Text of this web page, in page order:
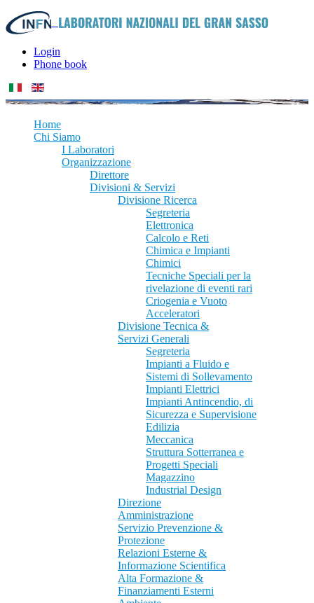
Login
Phone book
Home
Chi Siamo
I Laboratori
Organizzazione
Direttore
Divisioni & Servizi
Divisione Ricerca
Segreteria
Elettronica
Calcolo e Reti
Chimica e Impianti
Chimici
Tecniche Speciali per la
rivelazione di eventi rari
Criogenia e Vuoto
Acceleratori
Divisione Tecnica &
Servizi Generali
Segreteria
Impianti a Fluido e
Sistemi di Sollevamento
Impianti Elettrici
Impianti Antincendio, di
Sicurezza e Supervisione
Edilizia
Meccanica
Struttura Sotterranea e
Progetti Speciali
Magazzino
Industrial Design
Direzione
Amministrazione
Servizio Prevenzione &
Protezione
Relazioni Esterne &
Informazione Scientifica
Alta Formazione &
Finanziamenti Esterni